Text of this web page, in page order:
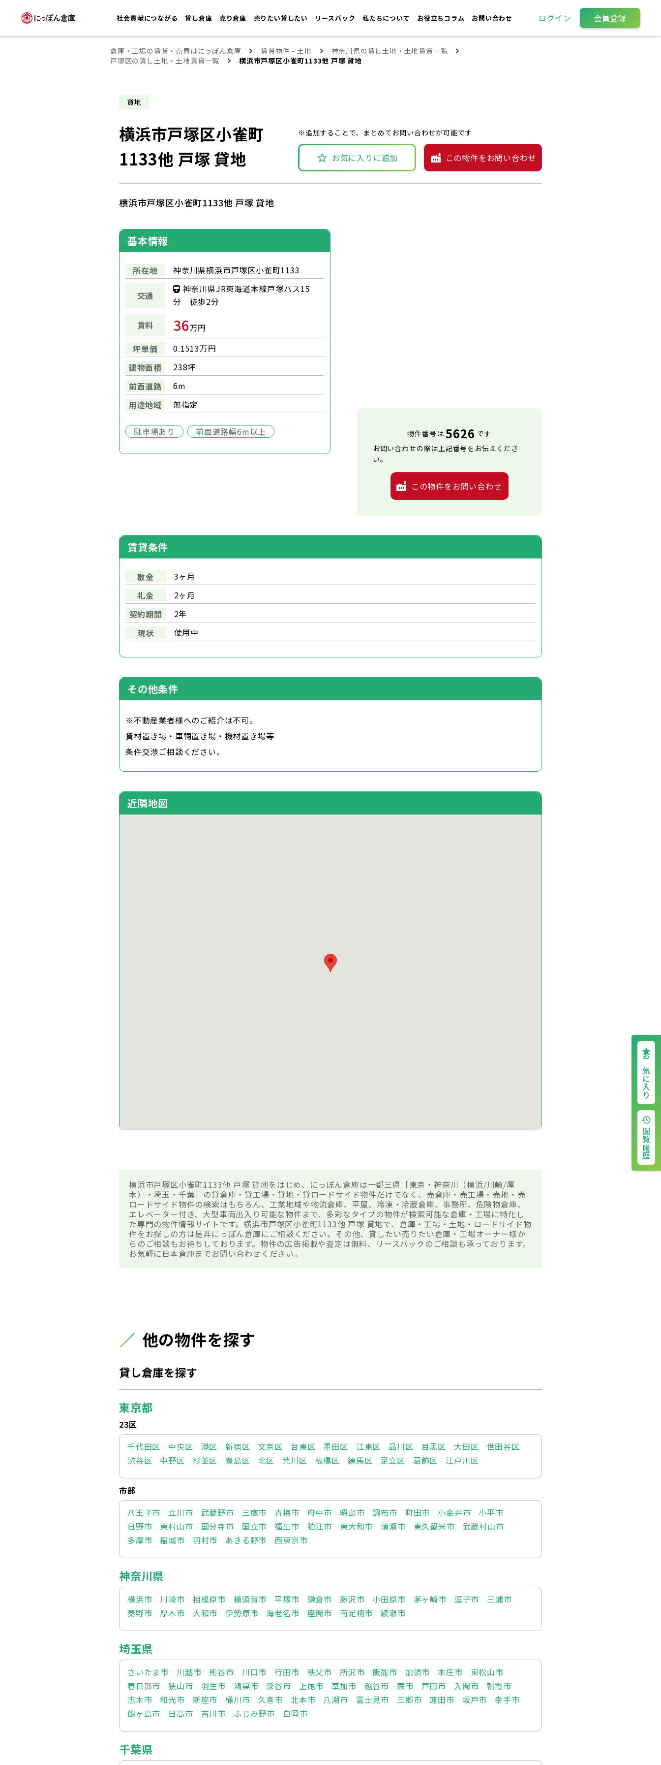
社会貢献につながる 貸し倉庫 売り倉庫 売りたい貸したい リースバック 私たちについて お役立ちコラム お問い合わせ ログイン 会員登録
倉庫・工場の賃貸・売買はにっぽん倉庫 賃貸物件 - 土地
神奈川県の賃し土地・土地賃貸一覧
戸塚区の賃し土地・土地賃貸一覧
横浜市戸塚区小雀町1133他 戸塚 貸地
お気に入り
閲覧履歴
貸地
横浜市戸塚区小雀町
1133他 戸塚 貸地
※追加することで、まとめてお問い合わせが可能です
お気に入りに追加 この物件をお問い合わせ
横浜市戸塚区小雀町1133他 戸塚 貸地
基本情報
所在地 神奈川県横浜市戸塚区小雀町1133
交通
神奈川県JR東海道本線戸塚バス15
分 徒歩2分
賃料
36万円
坪単価
0.1513万円
建物面積
238坪
前面道路
6m
用途地域
無指定
駐車場あり 前面道路幅6m以上 物件番号は 5626 です
お問い合わせの際は上記番号をお伝えくださ
い。
この物件をお問い合わせ
賃貸条件
敷金
3ヶ月
礼金
2ヶ月
契約期間
2年
現状
使用中
その他条件
※不動産業者様へのご紹介は不可。
資材置き場・車輛置き場・機材置き場等
条件交渉ご相談ください。
近隣地図
横浜市戸塚区小雀町1133他 戸塚 貸地をはじめ、にっぽん倉庫は一都三県［東京・神奈川（横浜/川崎/厚
木）・埼玉・千葉］の貸倉庫・貸工場・貸地・貸ロードサイド物件だけでなく、売倉庫・売工場・売地・売
ロードサイド物件の検索はもちろん、工業地域や物流倉庫、平屋、冷凍・冷蔵倉庫、事務所、危険物倉庫、
エレベーター付き、大型車両出入り可能な物件まで、多彩なタイプの物件が検索可能な倉庫・工場に特化し
た専門の物件情報サイトです。横浜市戸塚区小雀町1133他 戸塚 貸地で、倉庫・工場・土地・ロードサイド物
件をお探しの方は是非にっぽん倉庫にご相談ください。その他、貸したい売りたい倉庫・工場オーナー様か
らのご相談もお待ちしております。物件の広告掲載や査定は無料、リースバックのご相談も承っております。
お気軽に日本倉庫までお問い合わせください。
他の物件を探す
貸し倉庫を探す
東京都
23区
千代田区
中央区 港区 新宿区 文京区 台東区 墨田区 江東区 品川区 目黒区 大田区
世田谷区
渋谷区
中野区 杉並区 豊島区 北区 荒川区 板橋区 練馬区 足立区 葛飾区 江戸川区
市部
八王子市
立川市 武蔵野市 三鷹市 青梅市 府中市 昭島市 調布市 町田市 小金井市
小平市
日野市
東村山市 国分寺市 国立市 福生市 狛江市 東大和市 清瀬市 東久留米市
武蔵村山市
多摩市
稲城市 羽村市 あきる野市 西東京市
神奈川県
横浜市 川崎市 相模原市 横須賀市 平塚市 鎌倉市 藤沢市 小田原市 茅ヶ崎市 逗子市
三浦市
秦野市
厚木市 大和市 伊勢原市 海老名市 座間市 南足柄市 綾瀬市
埼玉県
さいたま市 川越市 熊谷市 川口市 行田市 秩父市 所沢市 飯能市 加須市 本庄市
東松山市
春日部市
狭山市 羽生市 鴻巣市 深谷市 上尾市 草加市 越谷市 蕨市 戸田市 入間市
朝霞市
志木市
和光市 新座市 桶川市 久喜市 北本市 八潮市 富士見市 三郷市 蓮田市 坂戸市
幸手市
鶴ヶ島市
日高市 吉川市 ふじみ野市 白岡市
千葉県